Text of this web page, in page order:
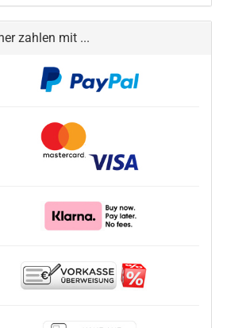
zahlen mit ...